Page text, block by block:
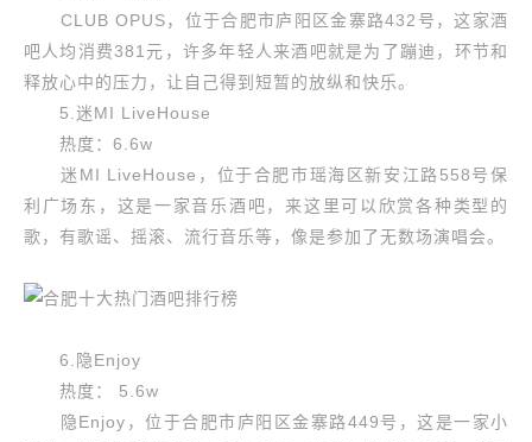
CLUB OPUS，位于合肥市庐阳区金寨路432号，这家酒
吧人均消费381元，许多年轻人来酒吧就是为了蹦迪，环节和
释放心中的压力，让自己得到短暂的放纵和快乐。
5.迷MI LiveHouse
热度：6.6w
迷MI LiveHouse，位于合肥市瑶海区新安江路558号保
利广场东，这是一家音乐酒吧，来这里可以欣赏各种类型的
歌，有歌谣、摇滚、流行音乐等，像是参加了无数场演唱会。
6.隐Enjoy
热度： 5.6w
隐Enjoy，位于合肥市庐阳区金寨路449号，这是一家小